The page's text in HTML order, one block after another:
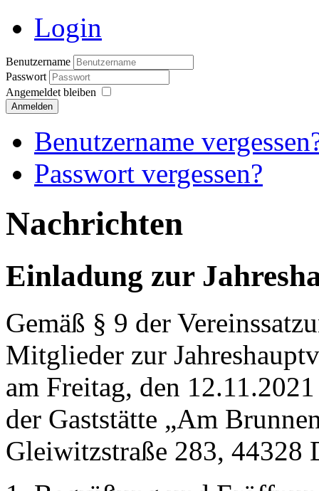
Login
Benutzername
Passwort
Angemeldet bleiben
Anmelden
Benutzername
Passwort vergessen?
Nachrichten
Einladung zur
Gemäß § 9 der
Mitglieder zur
am Freitag, den
der Gaststätte „Am
Gleiwitzstraße 283, 44328